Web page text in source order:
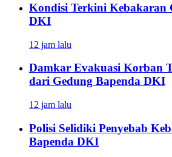
Kondisi Terkini Kebakaran
DKI
12 jam lalu
Damkar Evakuasi Korban
dari Gedung Bapenda DKI
12 jam lalu
Polisi Selidiki Penyebab
Bapenda DKI